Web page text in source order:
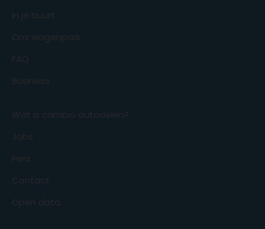
In je buurt
Ons wagenpark
FAQ
Business
Wat is cambio autodelen?
Jobs
Pers
Contact
Open data